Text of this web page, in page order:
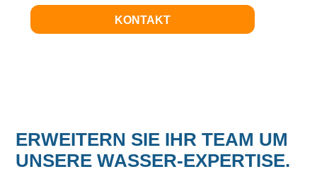
KONTAKT
ERWEITERN SIE IHR TEAM UM
UNSERE WASSER-EXPERTISE.